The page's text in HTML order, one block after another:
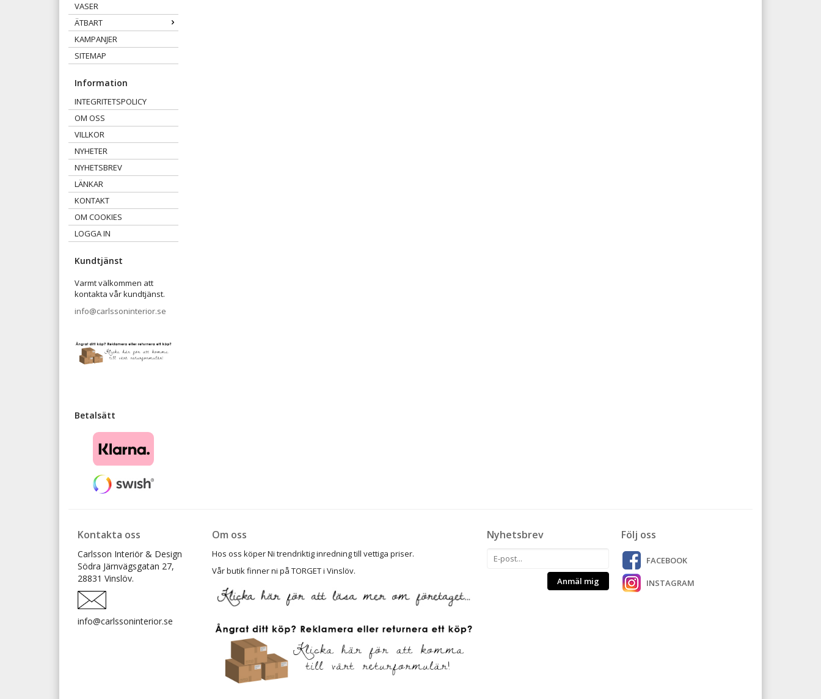
VASER
ÄTBART
KAMPANJER
SITEMAP
Information
INTEGRITETSPOLICY
OM OSS
VILLKOR
NYHETER
NYHETSBREV
LÄNKAR
KONTAKT
OM COOKIES
LOGGA IN
Kundtjänst
Varmt välkommen att
kontakta vår kundtjänst.
info@carlssoninterior.se
Betalsätt
Kontakta oss
Carlsson Interiör & Design
Södra Järnvägsgatan 27,
28831 Vinslöv.
info@carlssoninterior.se
Följ oss
FACEBOOK
INSTAGRAM
Nyhetsbrev
Anmäl mig
Om oss
Hos oss köper Ni trendriktig inredning till vettiga priser.
Vår butik finner ni på TORGET i Vinslöv.